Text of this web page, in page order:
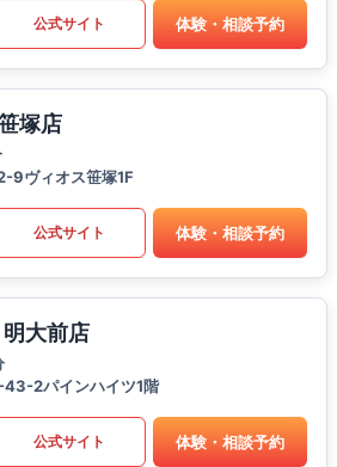
公式サイト 体験・相談予約
塚店
9ヴィオス笹塚1F
公式サイト 体験・相談予約
大前店
2パインハイツ1階
公式サイト 体験・相談予約